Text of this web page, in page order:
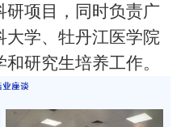
研项目，同时负责广
大学、牡丹江医学院
研究生培养工作。